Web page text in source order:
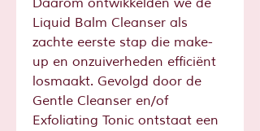
Daarom ontwikkelden we de
Liquid Balm Cleanser als
zachte eerste stap die make-
up en onzuiverheden efficiënt
losmaakt. Gevolgd door de
Gentle Cleanser en/of
Exfoliating Tonic ontstaat een